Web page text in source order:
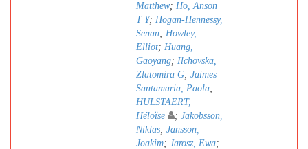
Matthew; Ho, Anson
T Y; Hogan-Hennessy,
Senan; Howley,
Elliot; Huang,
Gaoyang; Ilchovska,
Zlatomira G; Jaimes
Santamaria, Paola;
HULSTAERT,
Héloïse
; Jakobsson,
Niklas; Jansson,
Joakim; Jarosz, Ewa;